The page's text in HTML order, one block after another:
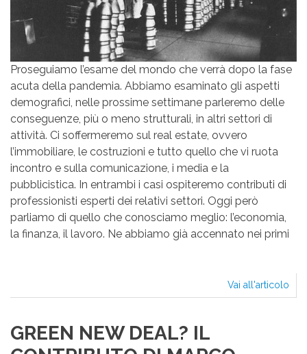
Proseguiamo l’esame del mondo che verrà dopo la fase
acuta della pandemia. Abbiamo esaminato gli aspetti
demografici, nelle prossime settimane parleremo delle
conseguenze, più o meno strutturali, in altri settori di
attività. Ci soffermeremo sul real estate, ovvero
l’immobiliare, le costruzioni e tutto quello che vi ruota
incontro e sulla comunicazione, i media e la
pubblicistica. In entrambi i casi ospiteremo contributi di
professionisti esperti dei relativi settori. Oggi però
parliamo di quello che conosciamo meglio: l’economia,
la finanza, il lavoro. Ne abbiamo già accennato nei primi
Vai all'articolo
di
GREEN NEW DEAL? IL